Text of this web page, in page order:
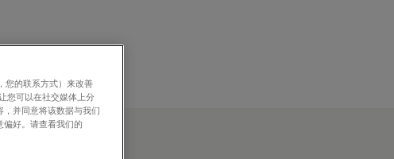
您的联系方式）来改善
您可以在社交媒体上分
并同意将该数据与我们
好。请查看我们的